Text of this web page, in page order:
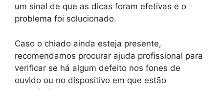
um sinal de que as dicas foram efetivas e o
problema foi solucionado.
Caso o chiado ainda esteja presente,
recomendamos procurar ajuda profissional para
verificar se há algum defeito nos fones de
ouvido ou no dispositivo em que estão